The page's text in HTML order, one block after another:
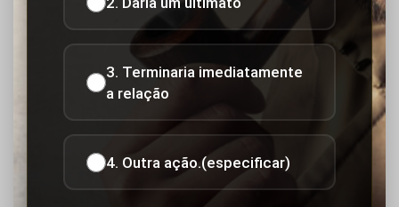
3. Terminaria imediatamente
a relação
4. Outra ação.(especificar)